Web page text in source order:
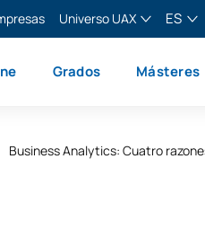
Universo UAX
XTART
ES
English
Grados Másteres
Business Analytics: Cuatro